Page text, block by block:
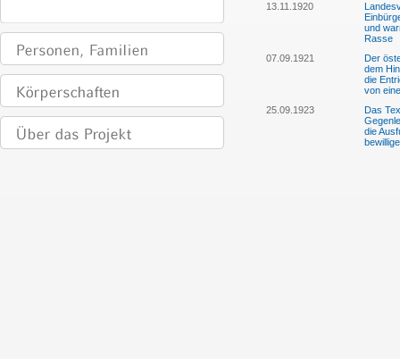
13.11.1920
und
Rasse
07.09.1921
Der
dem
die
von
25.09.1923
Das
die